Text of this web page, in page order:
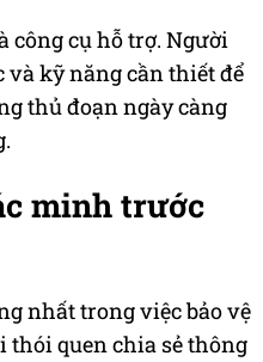
công cụ hỗ trợ. Người
kỹ năng cần thiết để
thủ đoạn ngày càng
minh trước
nhất trong việc bảo vệ
thói quen chia sẻ thông